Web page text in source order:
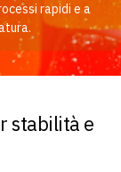
rapidi e a
stabilità e